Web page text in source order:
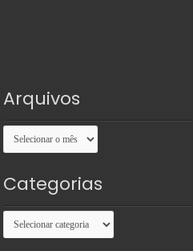
Arquivos
Arquivos
Categorias
Categorias